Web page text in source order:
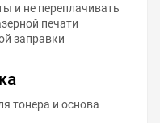
и не переплачивать
печати
заправки
тонера и основа